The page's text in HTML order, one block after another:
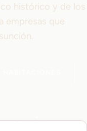
histórico y de los
empresas que
5 min